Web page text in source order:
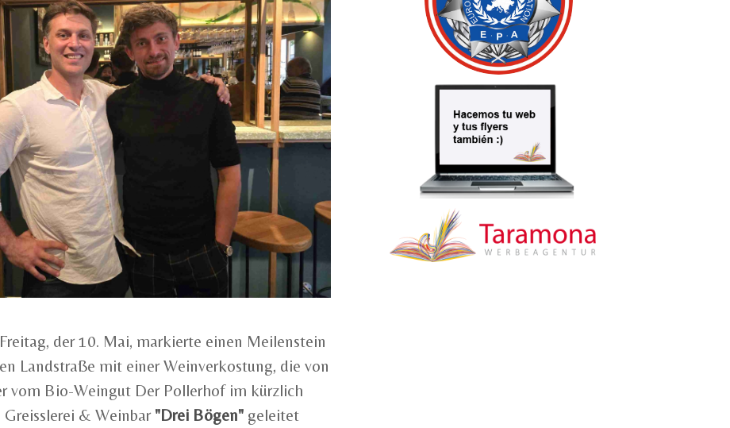
der 10. Mai, markierte einen Meilenstein
Landstraße mit einer Weinverkostung, die von
vom Bio-Weingut Der Pollerhof im kürzlich
& Weinbar "Drei Bögen" geleitet